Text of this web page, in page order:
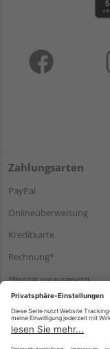
Zahlungsarten
PayPal
Onlineüberweisung
Kreditkarte
Rechnung*
*Bonität vorausgesetzt